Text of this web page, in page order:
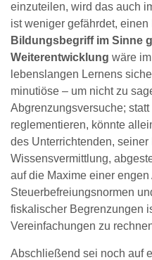
einzuteilen, wird das auch
ist weniger gefährdet,
Bildungsbegriff im Sinne
Weiterentwicklung wäre
lebenslangen Lernens
minutiöse – um nicht zu
Abgrenzungsversuche;
reglementieren, könnte
des Unterrichtenden,
Wissensvermittlung,
auf die Maxime einer
Steuerbefreiungsnormen
fiskalischer Begrenzungen
Vereinfachungen zu
Abschließend sei noch auf